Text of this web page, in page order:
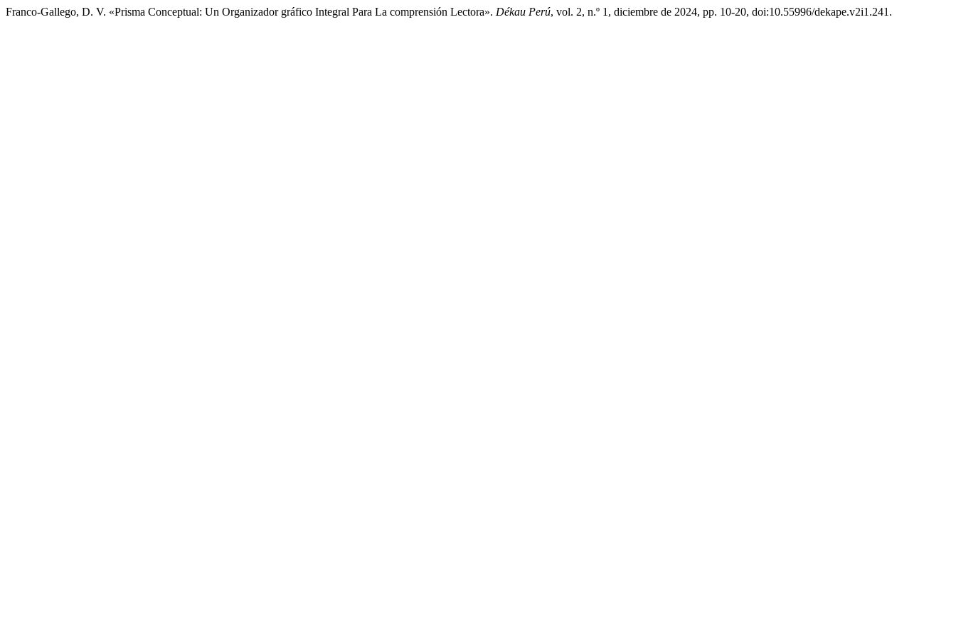
Franco-Gallego, D. V. «Prisma Conceptual: Un Organizador gráfico Integral Para La comprensión Lectora». Dékau Perú, vol. 2, n.º 1, diciembre de 2024, pp. 10-20, doi:10.55996/dekape.v2i1.241.